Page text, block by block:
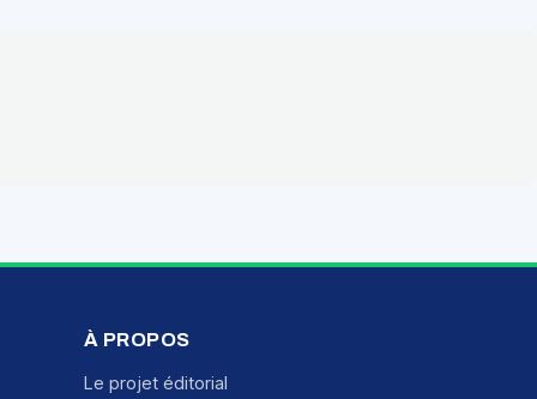
À PROPOS
Le projet éditorial